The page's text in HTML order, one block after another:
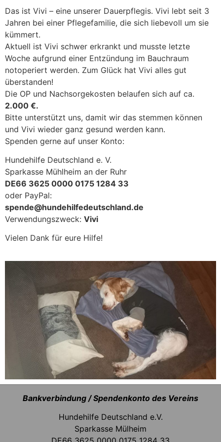
Das ist Vivi – eine unserer Dauerpflegis. Vivi lebt seit 3
Jahren bei einer Pflegefamilie, die sich liebevoll um sie
kümmert.
Aktuell ist Vivi schwer erkrankt und musste letzte
Woche aufgrund einer Entzündung im Bauchraum
notoperiert werden. Zum Glück hat Vivi alles gut
überstanden!
Die OP und Nachsorgekosten belaufen sich auf ca.
2.000 €.
Bitte unterstützt uns, damit wir das stemmen können
und Vivi wieder ganz gesund werden kann.
Spenden gerne auf unser Konto:
Hundehilfe Deutschland e. V.
Sparkasse Mühlheim an der Ruhr
DE66 3625 0000 0175 1284 33
oder PayPal:
spende@hundehilfedeutschland.de
Verwendungszweck: Vivi
Vielen Dank für eure Hilfe!
Bankverbindung / Spendenkonto des Vereins
Hundehilfe Deutschland e.V.
Sparkasse Mülheim